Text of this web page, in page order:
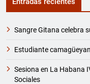
Sangre Gitana celebra
Estudiante
Sesiona en La Habana
Sociales